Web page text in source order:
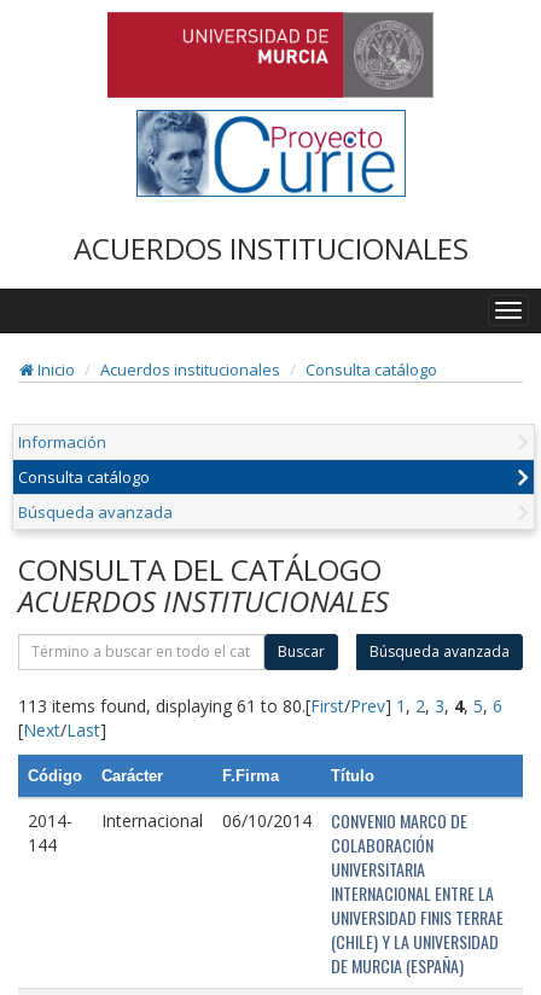
ACUERDOS INSTITUCIONALES
Inicio
Acuerdos institucionales Consulta catálogo
Información
Consulta catálogo
Búsqueda avanzada
CONSULTA DEL CATÁLOGO
ACUERDOS INSTITUCIONALES
Buscar Búsqueda avanzada
113 items found, displaying 61 to 80.[First/Prev] 1 , 2, 3, 4, 5, 6
[Next/Last]
Código Carácter F.Firma Título
2014-
144
Internacional 06/10/2014
CONVENIO MARCO DE
COLABORACIÓN
UNIVERSITARIA
INTERNACIONAL ENTRE LA
UNIVERSIDAD FINIS TERRAE
(CHILE) Y LA UNIVERSIDAD
DE MURCIA (ESPAÑA)